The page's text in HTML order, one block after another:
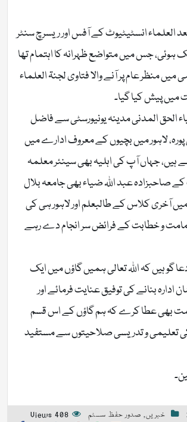
العلماء انسٹیٹیوٹ کے آفس اور ریسرچ سنٹر
جس میں متواضع ظہرانہ کا اہتمام تھا
میں منظر عام پر آنے والا فتاوی لجنۃ العلماء
پیش کیا گیا۔
الحق المدنی مدینہ یونیورسٹی سے فاضل
پورہ، لاہور میں بچیوں کے معروف ادارے میں
ہیں، جہاں آپ کی اہلیہ بھی سینئر معلمہ
صاحبزادہ عبد اللہ ضیاء بھی جامعہ بلال
میں آخری کلاس کے طالبعلم اور لاہور ہی کی
و خطابت کے فرائض سر انجام دے رہے
گو ہیں کہ اللہ تعالی ہمیں گاؤں میں ایک
ادارہ بنانے کی توفیق عنایت فرمائے اور
بھی عطا کرے کہ ہم گاؤں کے اس قسم
تعلیمی و تدریسی صلاحیتوں سے مستفید
خبریں, صدور حفظ سسٹم 408 Views